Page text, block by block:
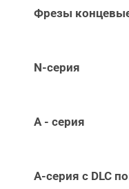
Фрезы
N-серия
А - серия
А-серия c DLC